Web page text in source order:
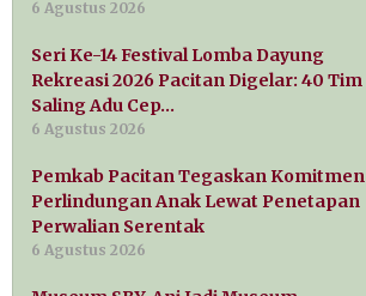
6 Agustus 2026
Seri Ke-14 Festival Lomba Dayung
Rekreasi 2026 Pacitan Digelar: 40 Tim
Saling Adu Cep…
6 Agustus 2026
Pemkab Pacitan Tegaskan Komitmen
Perlindungan Anak Lewat Penetapan
Perwalian Serentak
6 Agustus 2026